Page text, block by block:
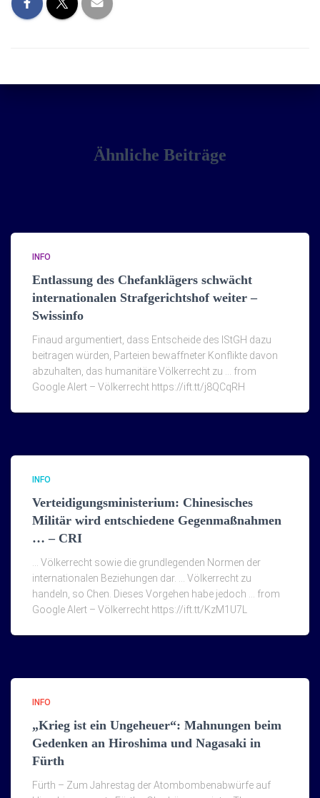
Ähnliche Beiträge
INFO
Entlassung des Chefanklägers schwächt
internationalen Strafgerichtshof weiter –
Swissinfo
Finaud argumentiert, dass Entscheide des IStGH dazu
beitragen würden, Parteien bewaffneter Konflikte davon
abzuhalten, das humanitäre Völkerrecht zu … from
Google Alert – Völkerrecht https://ift.tt/j8QCqRH
INFO
Verteidigungsministerium: Chinesisches
Militär wird entschiedene Gegenmaßnahmen
… – CRI
… Völkerrecht sowie die grundlegenden Normen der
internationalen Beziehungen dar. … Völkerrecht zu
handeln, so Chen. Dieses Vorgehen habe jedoch … from
Google Alert – Völkerrecht https://ift.tt/KzM1U7L
INFO
„Krieg ist ein Ungeheuer“: Mahnungen beim
Gedenken an Hiroshima und Nagasaki in
Fürth
Fürth – Zum Jahrestag der Atombombenabwürfe auf